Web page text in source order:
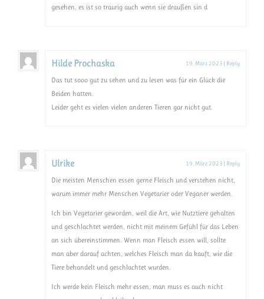
gesehen, es ist so traurig auch wenn sie draußen sin d
Hilde Prochaska 19. März 2023 | Reply
Das tut sooo gut zu sehen und zu lesen was für ein Glück die
Beiden hatten.
Leider geht es vielen vielen anderen Tieren gar nicht gut.
Ulrike 19. März 2023 | Reply
Die meisten Menschen essen gerne Fleisch und verstehen nicht,
warum immer mehr Menschen Vegetarier oder Veganer werden.
Ich bin Vegetarier geworden, weil die Art, wie Nutztiere gehalten
und geschlachtet werden, nicht mit meinem Gefühl für das Leben
an sich übereinstimmen. Wenn man Fleisch essen will, sollte
man aber darauf achten, welches Fleisch man da kauft, wie die
Tiere behandelt und geschlachtet wurden.
Ich werde kein Fleisch mehr essen, man muss es auch nicht